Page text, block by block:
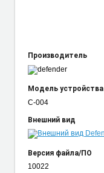
Производитель
Модель устройства
C-004
Внешний вид
Версия файла/ПО
10022